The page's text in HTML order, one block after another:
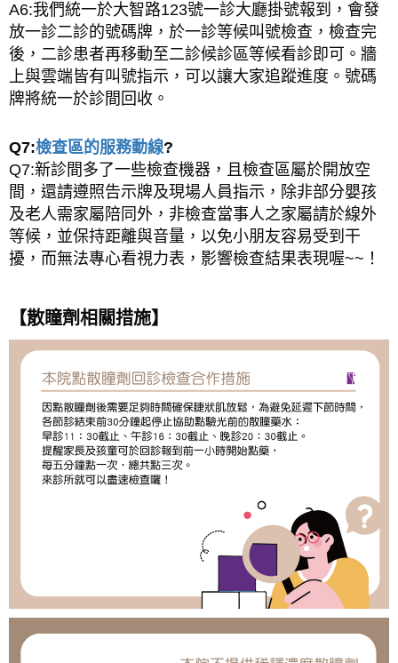
A6:我們統一於大智路123號一診大廳掛號報到，會發
放一診二診的號碼牌，於一診等候叫號檢查，檢查完
後，二診患者再移動至二診候診區等候看診即可。牆
上與雲端皆有叫號指示，可以讓大家追蹤進度。號碼
牌將統一於診間回收。
Q7:檢查區的服務動線?
Q7:新診間多了一些檢查機器，且檢查區屬於開放空
間，還請遵照告示牌及現場人員指示，除非部分嬰孩
及老人需家屬陪同外，非檢查當事人之家屬請於線外
等候，並保持距離與音量，以免小朋友容易受到干
擾，而無法專心看視力表，影響檢查結果表現喔~~！
【散瞳劑相關措施】